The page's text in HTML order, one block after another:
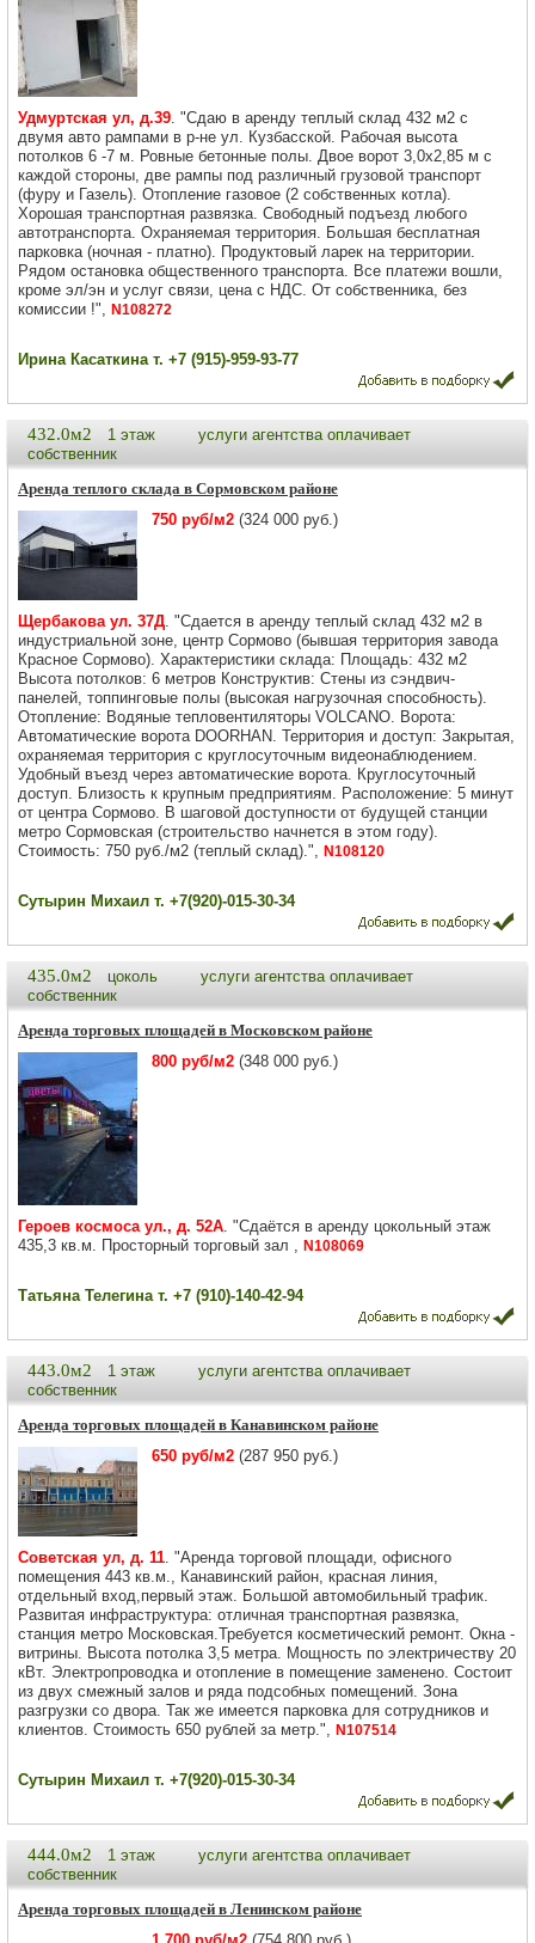
Удмуртская ул, д.39. "Сдаю в аренду теплый склад 432 м2 с
двумя авто рампами в р-не ул. Кузбасской. Рабочая высота
потолков 6 -7 м. Ровные бетонные полы. Двое ворот 3,0х2,85 м с
каждой стороны, две рампы под различный грузовой транспорт
(фуру и Газель). Отопление газовое (2 собственных котла).
Хорошая транспортная развязка. Свободный подъезд любого
автотранспорта. Охраняемая территория. Большая бесплатная
парковка (ночная - платно). Продуктовый ларек на территории.
Рядом остановка общественного транспорта. Все платежи вошли,
кроме эл/эн и услуг связи, цена с НДС. От собственника, без
комиссии !", N108272
Ирина Касаткина т. +7 (915)-959-93-77
432.0м2 1 этаж
услуги агентства оплачивает
собственник
Аренда теплого склада в Сормовском районе
750 руб/м2 (324 000 руб.)
Щербакова ул. 37Д. "Сдается в аренду теплый склад 432 м2 в
индустриальной зоне, центр Сормово (бывшая территория завода
Красное Сормово). Характеристики склада: Площадь: 432 м2
Высота потолков: 6 метров Конструктив: Стены из сэндвич-
панелей, топпинговые полы (высокая нагрузочная способность).
Отопление: Водяные тепловентиляторы VOLCANO. Ворота:
Автоматические ворота DOORHAN. Территория и доступ: Закрытая,
охраняемая территория с круглосуточным видеонаблюдением.
Удобный въезд через автоматические ворота. Круглосуточный
доступ. Близость к крупным предприятиям. Расположение: 5 минут
от центра Сормово. В шаговой доступности от будущей станции
метро Сормовская (строительство начнется в этом году).
Стоимость: 750 руб./м2 (теплый склад).", N108120
Сутырин Михаил т. +7(920)-015-30-34
435.0м2 цоколь
услуги агентства оплачивает
собственник
Аренда торговых площадей в Московском районе
800 руб/м2 (348 000 руб.)
Героев космоса ул., д. 52А. "Cдаётcя в аренду цокольный этаж
435,3 кв.м. Просторный торговый зал , N108069
Татьяна Телегина т. +7 (910)-140-42-94
443.0м2 1 этаж
услуги агентства оплачивает
собственник
Аренда торговых площадей в Канавинском районе
650 руб/м2 (287 950 руб.)
Советская ул, д. 11. "Аренда торговой площади, офисного
помещения 443 кв.м., Канавинский район, красная линия,
отдельный вход,первый этаж. Большой автомобильный трафик.
Развитая инфраструктура: отличная транспортная развязка,
станция метро Московская.Требуется косметический ремонт. Окна -
витрины. Высота потолка 3,5 метра. Мощность по электричеству 20
кВт. Электропроводка и отопление в помещение заменено. Состоит
из двух смежный залов и ряда подсобных помещений. Зона
разгрузки со двора. Так же имеется парковка для сотрудников и
клиентов. Стоимость 650 рублей за метр.", N107514
Сутырин Михаил т. +7(920)-015-30-34
444.0м2 1 этаж
услуги агентства оплачивает
собственник
Аренда торговых площадей в Ленинском районе